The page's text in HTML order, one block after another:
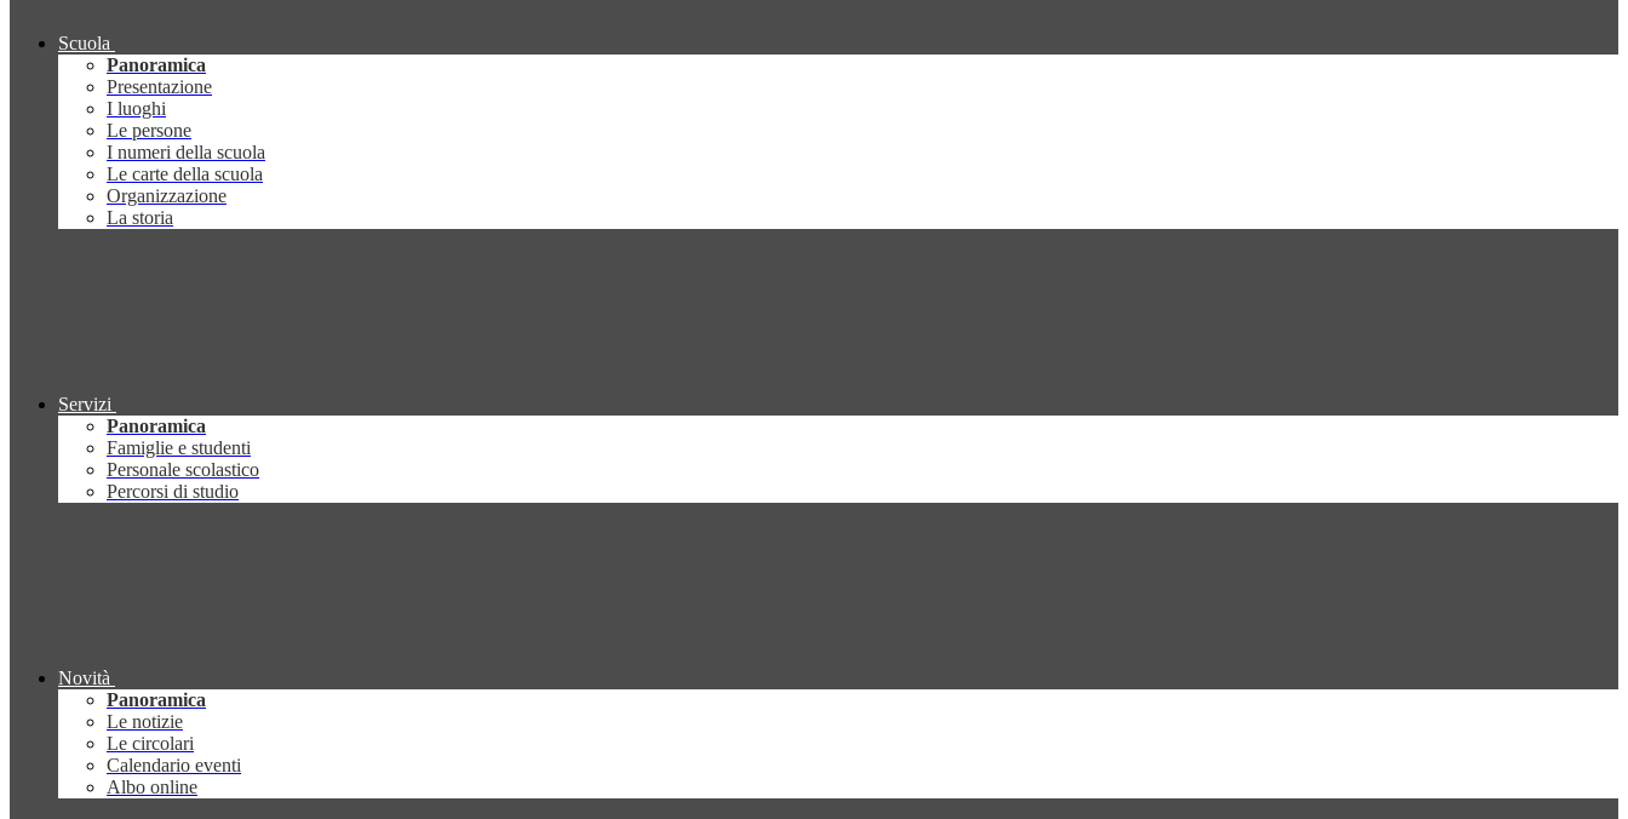
Scuola
Panoramica
Presentazione
I luoghi
Le persone
I numeri della scuola
Le carte della scuola
Organizzazione
La storia
Servizi
Panoramica
Famiglie e studenti
Personale scolastico
Percorsi di studio
Novità
Panoramica
Le notizie
Le circolari
Calendario eventi
Albo online